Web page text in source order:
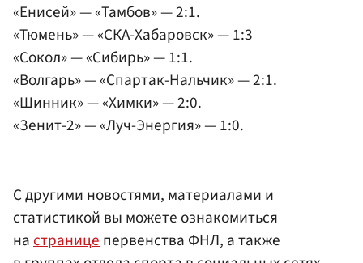
«Енисей» — «Тамбов» — 2:1.
«Тюмень» — «СКА-Хабаровск» — 1:3
«Сокол» — «Сибирь» — 1:1.
«Волгарь» — «Спартак-Нальчик» — 2:1.
«Шинник» — «Химки» — 2:0.
«Зенит-2» — «Луч-Энергия» — 1:0.
С другими новостями, материалами и
статистикой вы можете ознакомиться
настраницепервенства ФНЛ, а также